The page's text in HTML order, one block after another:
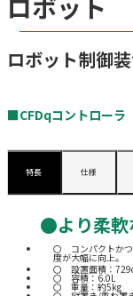
ロボット
ロボット制御
■CFDqコントローラ
特長 仕様
●より柔軟
コンパクトか
度が大幅に向上。
設置面積：
容積：6.0L
重量：約5kg